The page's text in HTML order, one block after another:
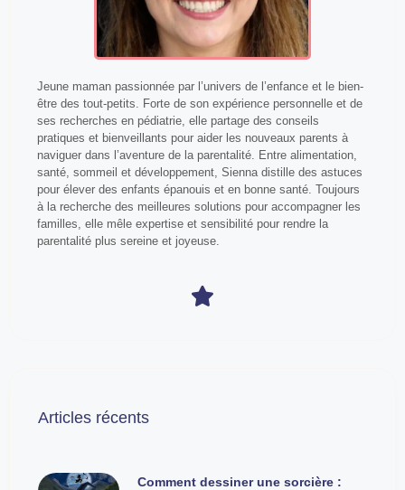
Jeune maman passionnée par l’univers de l’enfance et le bien-
être des tout-petits. Forte de son expérience personnelle et de
ses recherches en pédiatrie, elle partage des conseils
pratiques et bienveillants pour aider les nouveaux parents à
naviguer dans l’aventure de la parentalité. Entre alimentation,
santé, sommeil et développement, Sienna distille des astuces
pour élever des enfants épanouis et en bonne santé. Toujours
à la recherche des meilleures solutions pour accompagner les
familles, elle mêle expertise et sensibilité pour rendre la
parentalité plus sereine et joyeuse.
Articles récents
Comment dessiner une sorcière :